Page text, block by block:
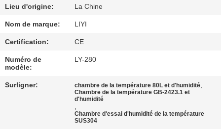
CONTRÔLE
DE
QUALITÉ
CONTACTEZ-
NOUS
DEMANDEZ
Lieu d'origine: La Chine
Nom de marque: LIYI
Certification: CE
Numéro de
modèle:
LY-280
Surligner: chambre de la température 80L et d'humidité,
Chambre de la température GB-2423.1 et
d'humidité
,
Chambre d'essai d'humidité de la température
SUS304